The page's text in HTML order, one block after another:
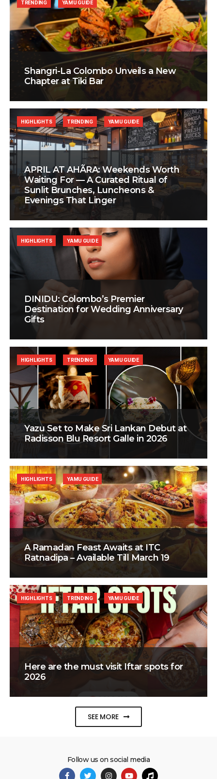
Shangri-La Colombo Unveils a New
Chapter at Tiki Bar
TRENDING YAMU GUIDE
APRIL AT AHÃRA: Weekends Worth
Waiting For — A Curated Ritual of
Sunlit Brunches, Luncheons &
Evenings That Linger
HIGHLIGHTS TRENDING YAMU GUIDE
DINIDU: Colombo’s Premier
Destination for Wedding Anniversary
Gifts
HIGHLIGHTS YAMU GUIDE
Yazu Set to Make Sri Lankan Debut at
Radisson Blu Resort Galle in 2026
HIGHLIGHTS TRENDING YAMU GUIDE
A Ramadan Feast Awaits at ITC
Ratnadipa – Available Till March 19
HIGHLIGHTS YAMU GUIDE
Here are the must visit Iftar spots for
2026
HIGHLIGHTS TRENDING YAMU GUIDE
SEE MORE
Follow us on social media